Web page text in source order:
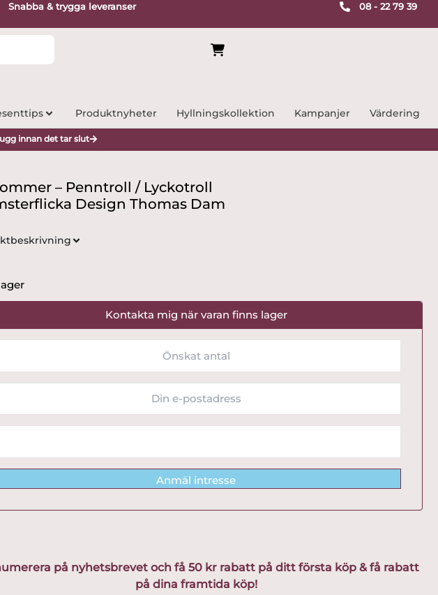
Snabba & trygga leveranser 08 - 22 79 39
Produktnyheter Hyllningskollektion Kampanjer Värdering
innan det tar slut
– Penntroll / Lyckotroll
Design Thomas Dam
Kontakta mig när varan finns lager
Anmäl intresse
på nyhetsbrevet och få 50 kr rabatt på ditt första köp & få rabatt
på dina framtida köp!